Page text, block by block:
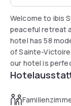
Welcome to ibis
peaceful retreat
hotel has 58
of Sainte-
our hotel is
revitalizing stay,